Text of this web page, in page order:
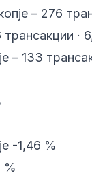
– 276
·
– 133
-1,46 %
%